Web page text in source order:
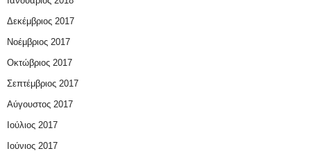
Δεκέμβριος 2017
Νοέμβριος 2017
Οκτώβριος 2017
Σεπτέμβριος 2017
Αύγουστος 2017
Ιούλιος 2017
Ιούνιος 2017